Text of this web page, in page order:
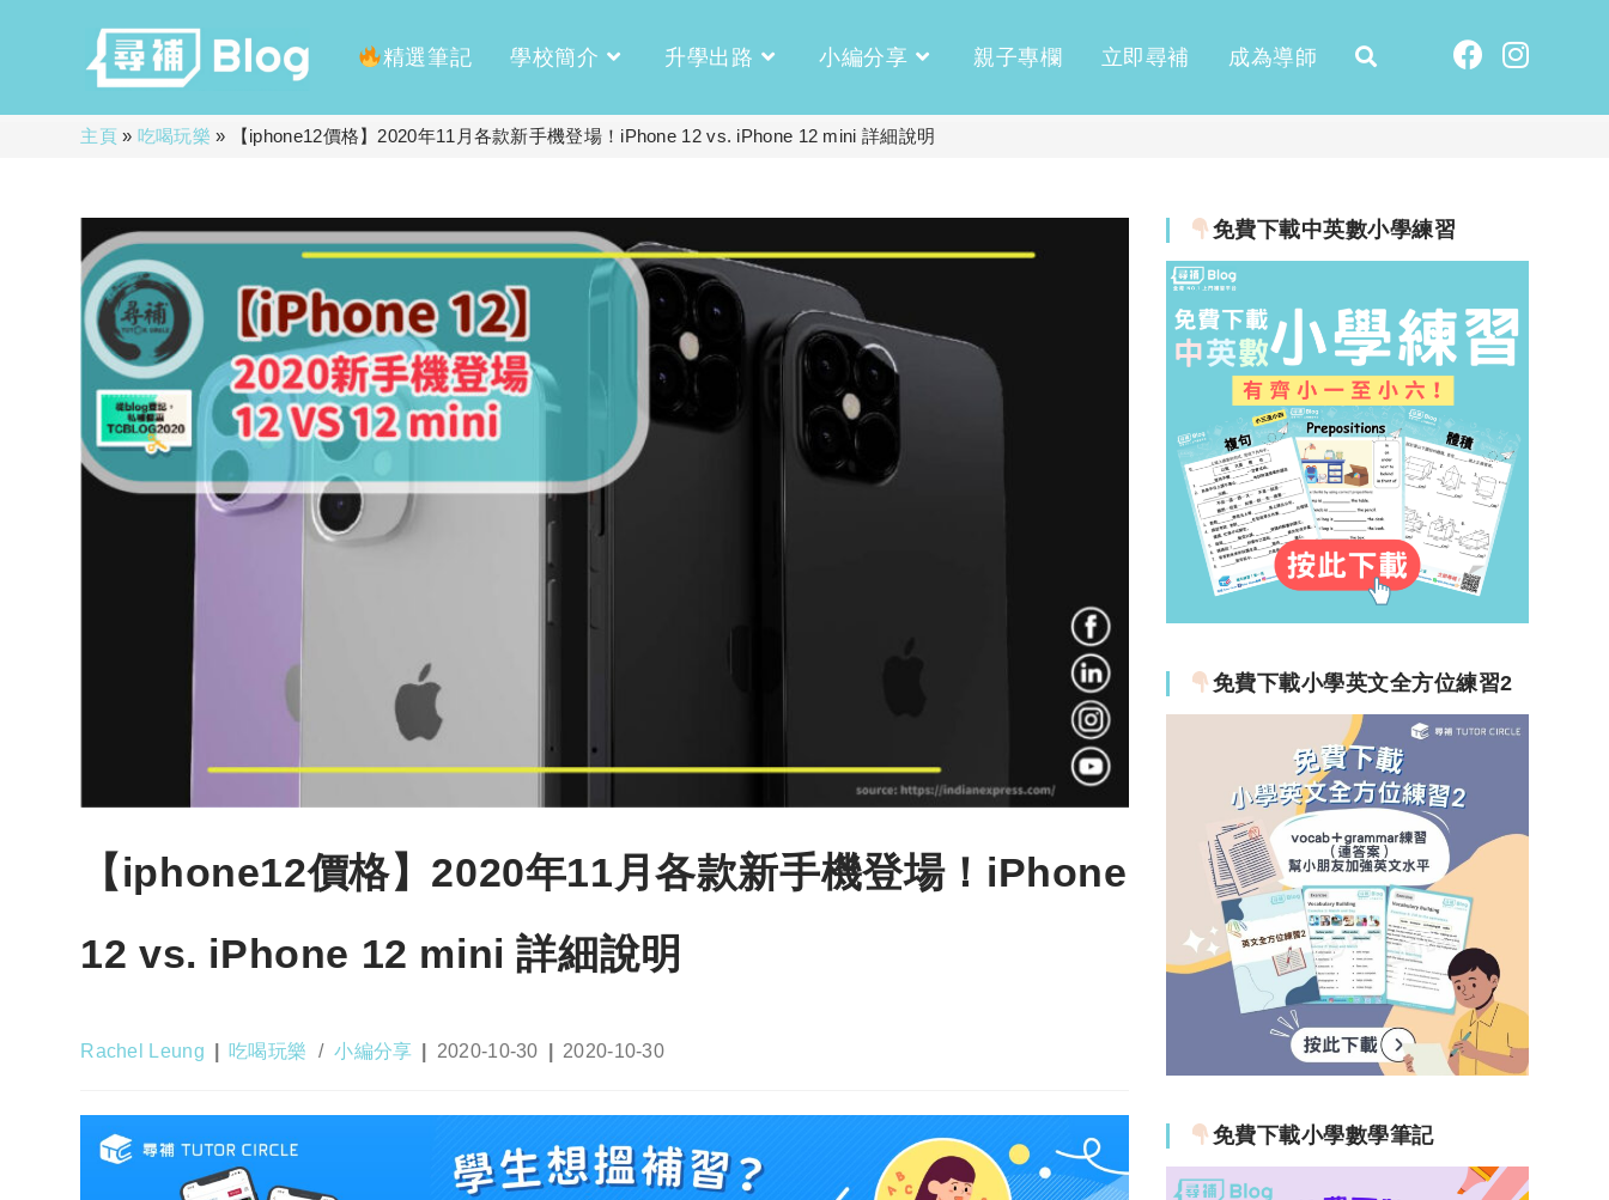
精選筆記 學校簡介 升學出路 小編分享 親子專欄 立即尋補 成為導師
主頁» 吃喝玩樂 » 【iphone12價格】2020年11月各款新手機登場！iPhone 12 vs. iPhone 12 mini 詳細說明
【iphone12價格】2020年11月各款新手機登場！iPhone
12 vs. iPhone 12 mini 詳細說明
Post
Rachel Leung
Post
吃喝玩樂 / 小編分享
Post
2020-10-30
Post
2020-10-30
免費下載中英數小學練習
免費下載小學英文全方位練習2
免費下載小學數學筆記